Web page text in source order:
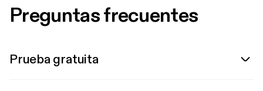
Preguntas frecuentes
Prueba gratuita